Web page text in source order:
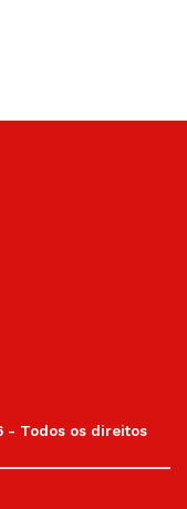
- Todos os direitos